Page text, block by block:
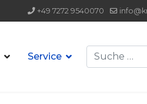
+49 7272 9540070
Service Suchen